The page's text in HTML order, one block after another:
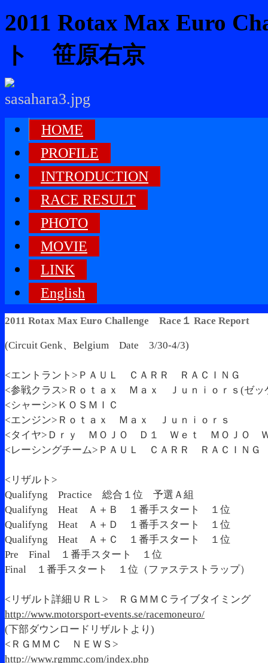
2011 Rotax Max Euro
ト 笹原右京
HOME
PROFILE
INTRODUCTION
RACE RESULT
PHOTO
MOVIE
LINK
English
2011 Rotax Max Euro Challenge Race１ Race Report
(Circuit Genk、Belgium Date 3/30-4/3)
<エントラント>ＰＡＵＬ ＣＡＲＲ ＲＡＣＩＮＧ
<参戦クラス>Ｒｏｔａｘ Ｍａｘ Ｊｕｎｉｏｒｓ(ゼ
<シャーシ>ＫＯＳＭＩＣ
<エンジン>Ｒｏｔａｘ Ｍａｘ Ｊｕｎｉｏｒｓ
<タイヤ>Ｄｒｙ ＭＯＪＯ Ｄ１ Ｗｅｔ ＭＯＪＯ
<レーシングチーム>ＰＡＵＬ ＣＡＲＲ ＲＡＣＩＮＧ
<リザルト>
Qualifyng Practice 総合１位 予選Ａ組
Qualifyng Heat Ａ＋Ｂ １番手スタート １位
Qualifyng Heat Ａ＋Ｄ １番手スタート １位
Qualifyng Heat Ａ＋Ｃ １番手スタート １位
Pre Final １番手スタート １位
Final １番手スタート １位（ファステストラップ）
<リザルト詳細ＵＲＬ> ＲＧＭＭＣライブタイミング
http://www.motorsport-events.se/racemoneuro/
(下部ダウンロードリザルトより)
<ＲＧＭＭＣ ＮＥＷＳ>
http://www.rgmmc.com/index.php